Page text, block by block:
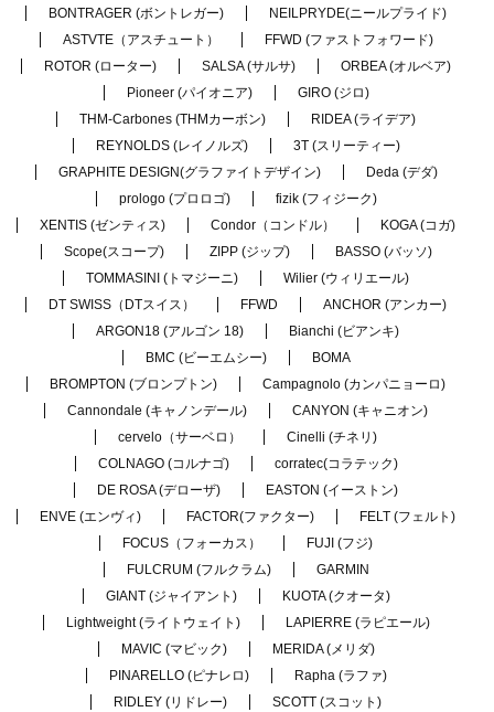
BONTRAGER (ボントレガー)
NEILPRYDE(ニールプライド)
ASTVTE（アスチュート）
FFWD (ファストフォワード)
ROTOR (ローター)
SALSA (サルサ)
ORBEA (オルベア)
Pioneer (パイオニア)
GIRO (ジロ)
THM-Carbones (THMカーボン)
RIDEA (ライデア)
REYNOLDS (レイノルズ)
3T (スリーティー)
GRAPHITE DESIGN(グラファイトデザイン)
Deda (デダ)
prologo (プロロゴ)
fizik (フィジーク)
XENTIS (ゼンティス)
Condor（コンドル）
KOGA (コガ)
Scope(スコープ)
ZIPP (ジップ)
BASSO (バッソ)
TOMMASINI (トマジーニ)
Wilier (ウィリエール)
DT SWISS（DTスイス）
FFWD
ANCHOR (アンカー)
ARGON18 (アルゴン 18)
Bianchi (ビアンキ)
BMC (ビーエムシー)
BOMA
BROMPTON (ブロンプトン)
Campagnolo (カンパニョーロ)
Cannondale (キャノンデール)
CANYON (キャニオン)
cervelo（サーベロ）
Cinelli (チネリ)
COLNAGO (コルナゴ)
corratec(コラテック)
DE ROSA (デローザ)
EASTON (イーストン)
ENVE (エンヴィ)
FACTOR(ファクター)
FELT (フェルト)
FOCUS（フォーカス）
FUJI (フジ)
FULCRUM (フルクラム)
GARMIN
GIANT (ジャイアント)
KUOTA (クオータ)
Lightweight (ライトウェイト)
LAPIERRE (ラピエール)
MAVIC (マビック)
MERIDA (メリダ)
PINARELLO (ピナレロ)
Rapha (ラファ)
RIDLEY (リドレー)
SCOTT (スコット)